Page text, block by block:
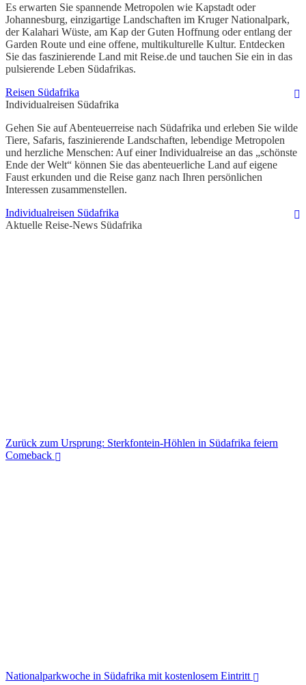
Es erwarten Sie spannende Metropolen wie Kapstadt oder
Johannesburg, einzigartige Landschaften im Kruger Nationalpark,
der Kalahari Wüste, am Kap der Guten Hoffnung oder entlang der
Garden Route und eine offene, multikulturelle Kultur. Entdecken
Sie das faszinierende Land mit Reise.de und tauchen Sie ein in das
pulsierende Leben Südafrikas.
Reisen Südafrika
Individualreisen Südafrika
Gehen Sie auf Abenteuerreise nach Südafrika und erleben Sie wilde
Tiere, Safaris, faszinierende Landschaften, lebendige Metropolen
und herzliche Menschen: Auf einer Individualreise an das „schönste
Ende der Welt“ können Sie das abenteuerliche Land auf eigene
Faust erkunden und die Reise ganz nach Ihren persönlichen
Interessen zusammenstellen.
Individualreisen Südafrika
Aktuelle Reise-News Südafrika
Zurück zum Ursprung: Sterkfontein-Höhlen in Südafrika feiern
Comeback
Nationalparkwoche in Südafrika mit kostenlosem Eintritt